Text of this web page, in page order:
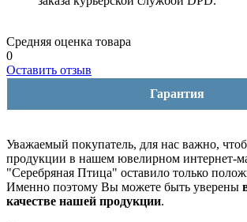
Средняя оценка товара
0
Оставить отзыв
Гарантия
Уважаемый покупатель, для нас важно,
продукции в нашем ювелирном интернет-
"Серебряная Птица" оставило только
Именно поэтому Вы можете быть уверены
качестве нашей продукции.